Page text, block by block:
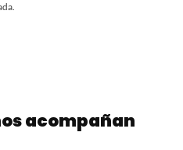
acompañan